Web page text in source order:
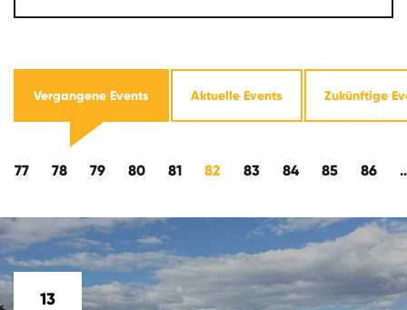
Vergangene Events Aktuelle Events Zukünftige
77 78 79 80 81 82 83 84 85 86
13